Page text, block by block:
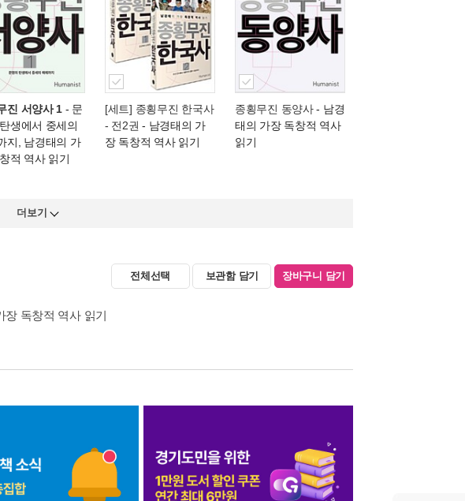
진 서양사 1 - 문
생에서 중세의
지, 남경태의 가
적 역사 읽기
[세트] 종횡무진 한국사
- 전2권 - 남경태의 가
장 독창적 역사 읽기
종횡무진 동양사- 남경
태의 가장 독창적 역사
읽기
더보기
전체선택 보관함 담기 장바구니 담기
독창적 역사 읽기